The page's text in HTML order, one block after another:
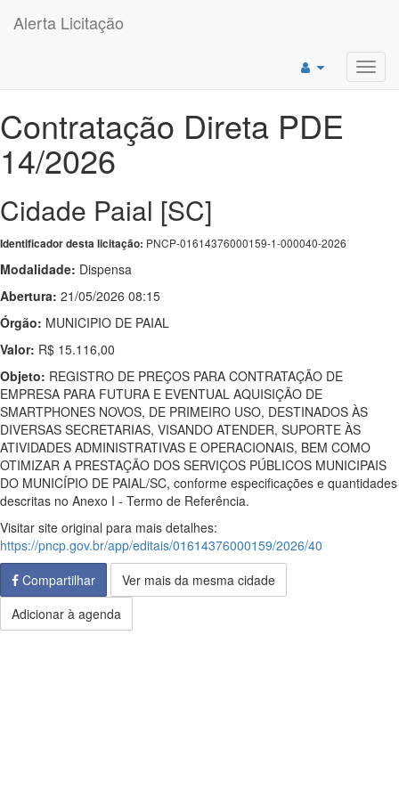
Alerta Licitação
Contratação Direta PDE
14/2026
Cidade Paial [SC]
Identificador desta licitação: PNCP-01614376000159-1-000040-2026
Modalidade: Dispensa
Abertura: 21/05/2026 08:15
Órgão: MUNICIPIO DE PAIAL
Valor: R$ 15.116,00
Objeto: REGISTRO DE PREÇOS PARA CONTRATAÇÃO DE
EMPRESA PARA FUTURA E EVENTUAL AQUISIÇÃO DE
SMARTPHONES NOVOS, DE PRIMEIRO USO, DESTINADOS ÀS
DIVERSAS SECRETARIAS, VISANDO ATENDER, SUPORTE ÀS
ATIVIDADES ADMINISTRATIVAS E OPERACIONAIS, BEM COMO
OTIMIZAR A PRESTAÇÃO DOS SERVIÇOS PÚBLICOS MUNICIPAIS
DO MUNICÍPIO DE PAIAL/SC, conforme especificações e quantidades
descritas no Anexo I - Termo de Referência.
Visitar site original para mais detalhes:
https://pncp.gov.br/app/editais/01614376000159/2026/40
Compartilhar
Ver mais da mesma cidade
Adicionar à agenda